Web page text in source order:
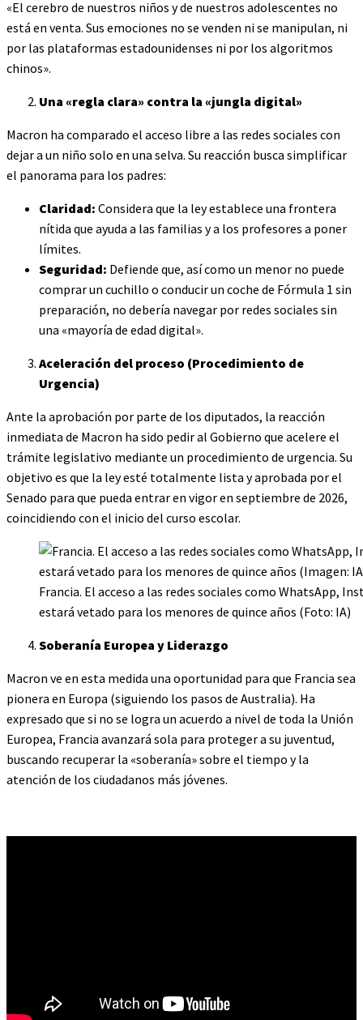
«El cerebro de nuestros niños y de nuestros adolescentes no
está en venta. Sus emociones no se venden ni se manipulan, ni
por las plataformas estadounidenses ni por los algoritmos
chinos».
Una «regla clara» contra la «jungla digital»
Macron ha comparado el acceso libre a las redes sociales con
dejar a un niño solo en una selva. Su reacción busca simplificar
el panorama para los padres:
Claridad: Considera que la ley establece una frontera
nítida que ayuda a las familias y a los profesores a poner
límites.
Seguridad: Defiende que, así como un menor no puede
comprar un cuchillo o conducir un coche de Fórmula 1 sin
preparación, no debería navegar por redes sociales sin
una «mayoría de edad digital».
Aceleración del proceso (Procedimiento de
Urgencia)
Ante la aprobación por parte de los diputados, la reacción
inmediata de Macron ha sido pedir al Gobierno que acelere el
trámite legislativo mediante un procedimiento de urgencia. Su
objetivo es que la ley esté totalmente lista y aprobada por el
Senado para que pueda entrar en vigor en septiembre de 2026,
coincidiendo con el inicio del curso escolar.
Francia. El acceso a las redes sociales como WhatsApp,
estará vetado para los menores de quince años (Foto: IA)
Soberanía Europea y Liderazgo
Macron ve en esta medida una oportunidad para que Francia sea
pionera en Europa (siguiendo los pasos de Australia). Ha
expresado que si no se logra un acuerdo a nivel de toda la Unión
Europea, Francia avanzará sola para proteger a su juventud,
buscando recuperar la «soberanía» sobre el tiempo y la
atención de los ciudadanos más jóvenes.